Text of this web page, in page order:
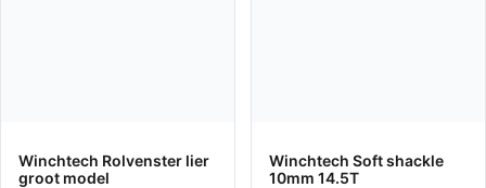
Winchtech Rolvenster lier
groot model
Winchtech Soft shackle
10mm 14.5T